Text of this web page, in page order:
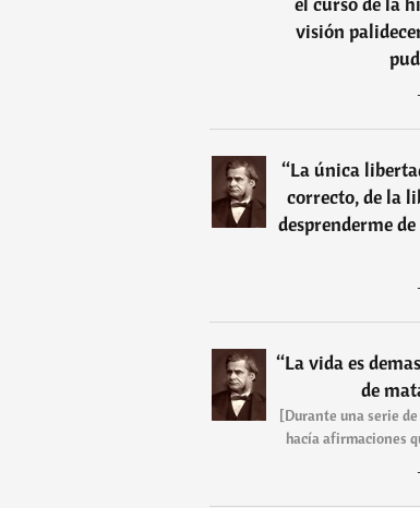
visión
“La única
correcto, de la
desprenderme
“La vida es
de
[Durante una serie
hacía afirmaciones